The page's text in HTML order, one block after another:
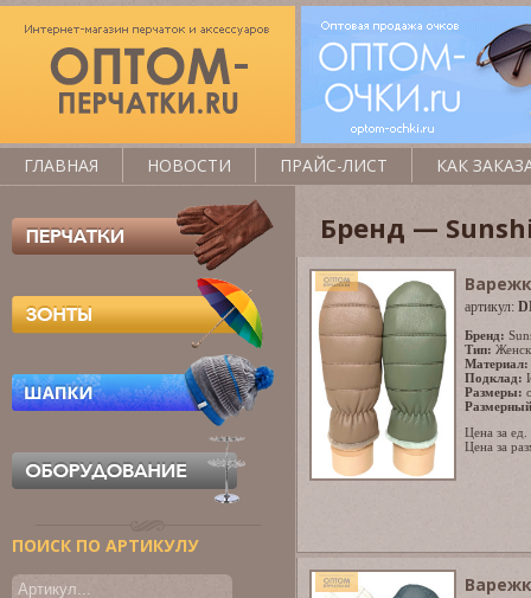
ПОИСК ПО АРТИКУЛУ
Бренд —
артикул:
Бренд:
Тип:
Материал:
Подклад:
Размеры:
Цена за
Цена за
ГЛАВНАЯ НОВОСТИ ПРАЙС-ЛИСТ КАК